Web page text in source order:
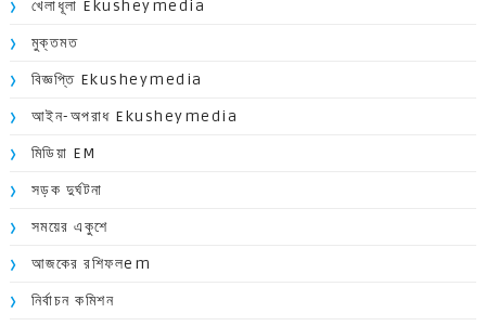
খেলাধূলা Ekusheymedia
মুক্তমত
বিজ্ঞপ্তি Ekusheymedia
আইন-অপরাধ Ekusheymedia
মিডিয়া EM
সড়ক দুর্ঘটনা
সময়ের একুশে
আজকের রশিফলem
নির্বাচন কমিশন